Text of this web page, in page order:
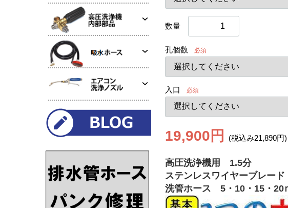
数量
孔個数 必須
入口 必須
19,900円 (税込み21,890円)
高圧洗浄機用 1.5分
ステンレスワイヤーブレード
洗管ホース 5・10・15・20